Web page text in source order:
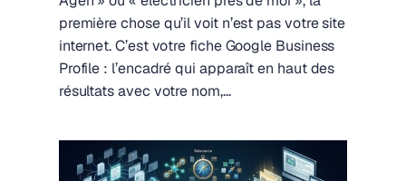
première chose qu’il voit n’est pas votre site
internet. C’est votre fiche Google Business
Profile : l’encadré qui apparaît en haut des
résultats avec votre nom,...